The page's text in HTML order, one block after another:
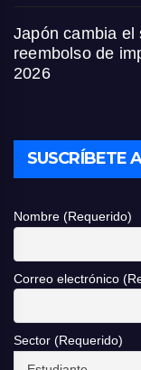
Japón cambia el
reembolso de
2026
SUSCRÍBETE
Nombre (Requerido)
Correo electrónico
Sector (Requerido)